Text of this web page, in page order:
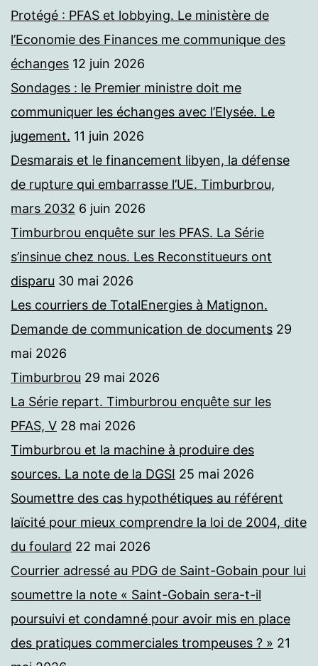
Protégé : PFAS et lobbying. Le ministère de
l’Economie des Finances me communique des
échanges 12 juin 2026
Sondages : le Premier ministre doit me
communiquer les échanges avec l’Elysée. Le
jugement. 11 juin 2026
Desmarais et le financement libyen, la défense
de rupture qui embarrasse l’UE. Timburbrou,
mars 2032 6 juin 2026
Timburbrou enquête sur les PFAS. La Série
s’insinue chez nous. Les Reconstitueurs ont
disparu 30 mai 2026
Les courriers de TotalEnergies à Matignon.
Demande de communication de documents 29
mai 2026
Timburbrou 29 mai 2026
La Série repart. Timburbrou enquête sur les
PFAS, V 28 mai 2026
Timburbrou et la machine à produire des
sources. La note de la DGSI 25 mai 2026
Soumettre des cas hypothétiques au référent
laïcité pour mieux comprendre la loi de 2004, dite
du foulard 22 mai 2026
Courrier adressé au PDG de Saint-Gobain pour lui
soumettre la note « Saint-Gobain sera-t-il
poursuivi et condamné pour avoir mis en place
des pratiques commerciales trompeuses ? » 21